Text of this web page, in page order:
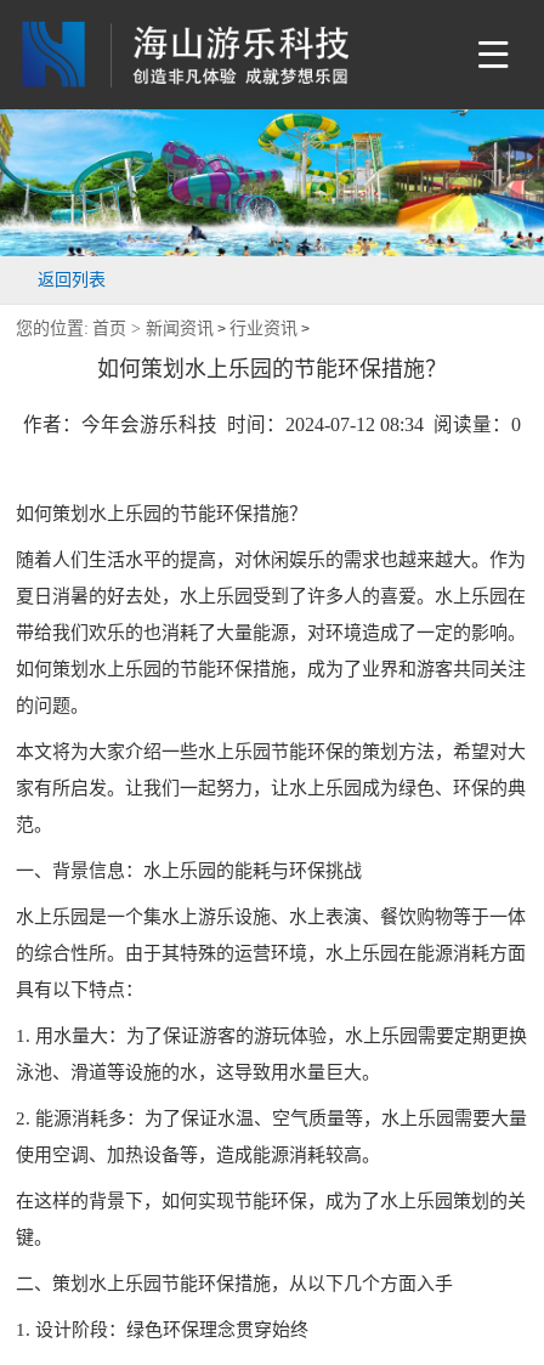
返回列表
您的位置: 首页 >新闻资讯 >行业资讯 >
如何策划水上乐园的节能环保措施？
作者：今年会游乐科技 时间：2024-07-12 08:34 阅读量： 0
如何策划水上乐园的节能环保措施？
随着人们生活水平的提高，对休闲娱乐的需求也越来越大。作为
夏日消暑的好去处，水上乐园受到了许多人的喜爱。水上乐园在
带给我们欢乐的也消耗了大量能源，对环境造成了一定的影响。
如何策划水上乐园的节能环保措施，成为了业界和游客共同关注
的问题。
本文将为大家介绍一些水上乐园节能环保的策划方法，希望对大
家有所启发。让我们一起努力，让水上乐园成为绿色、环保的典
范。
一、背景信息：水上乐园的能耗与环保挑战
水上乐园是一个集水上游乐设施、水上表演、餐饮购物等于一体
的综合性所。由于其特殊的运营环境，水上乐园在能源消耗方面
具有以下特点：
1. 用水量大：为了保证游客的游玩体验，水上乐园需要定期更换
泳池、滑道等设施的水，这导致用水量巨大。
2. 能源消耗多：为了保证水温、空气质量等，水上乐园需要大量
使用空调、加热设备等，造成能源消耗较高。
在这样的背景下，如何实现节能环保，成为了水上乐园策划 的关
键。
二、策划水上乐园节能环保措施，从以下几个方面入手
1. 设计阶段：绿色环保理念贯穿始终